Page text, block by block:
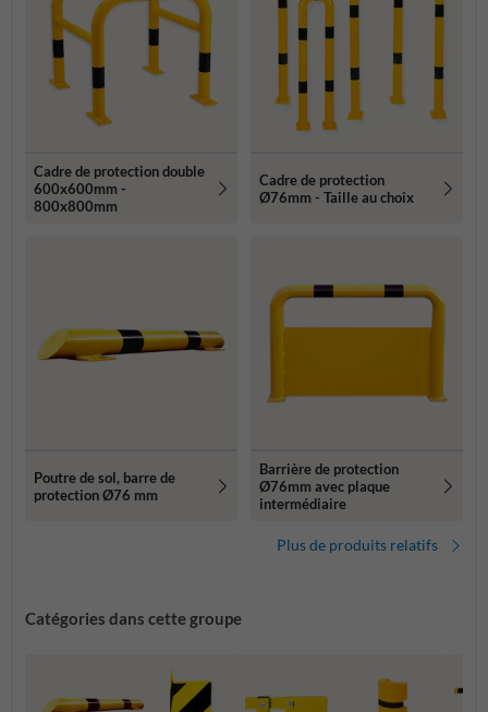
Cadre de protection double
600x600mm -
800x800mm
Cadre de protection
Ø76mm - Taille au choix
Poutre de sol, barre de
protection Ø76 mm
Barrière de protection
Ø76mm avec plaque
intermédiaire
Plus de produits relatifs
Catégories dans cette groupe